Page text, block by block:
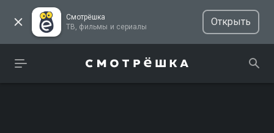
Смотрёшка
ТВ, фильмы и сериалы
Открыть